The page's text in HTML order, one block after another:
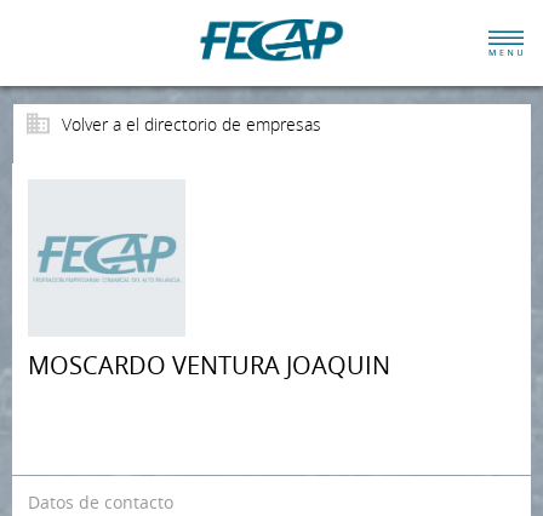
Volver a el directorio de empresas
MOSCARDO VENTURA JOAQUIN
Datos de contacto